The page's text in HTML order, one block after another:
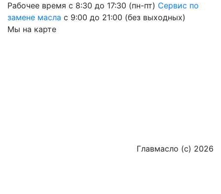
Рабочее время с 8:30 до 17:30 (пн-пт) Сервис по
замене масла с 9:00 до 21:00 (без выходных)
Мы на карте
Главмасло (с) 2026